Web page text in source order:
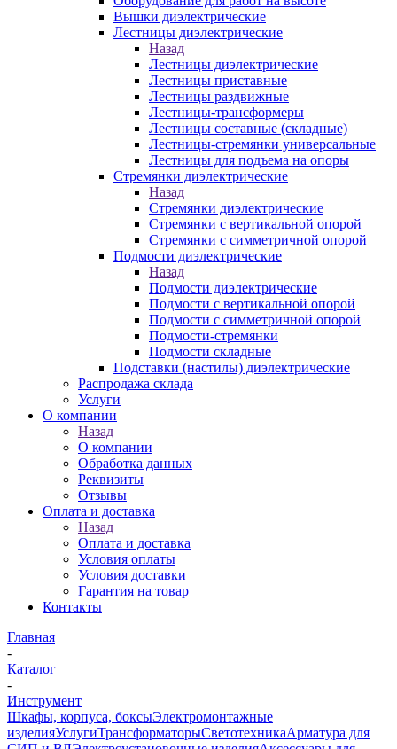
Вышки диэлектрические
Лестницы диэлектрические
Назад
Лестницы диэлектрические
Лестницы приставные
Лестницы раздвижные
Лестницы-трансформеры
Лестницы составные (складные)
Лестницы-стремянки универсальные
Лестницы для подъема на опоры
Стремянки диэлектрические
Назад
Стремянки диэлектрические
Стремянки с вертикальной опорой
Стремянки с симметричной опорой
Подмости диэлектрические
Назад
Подмости диэлектрические
Подмости с вертикальной опорой
Подмости с симметричной опорой
Подмости-стремянки
Подмости складные
Подставки (настилы) диэлектрические
Распродажа склада
Услуги
О компании
Назад
О компании
Обработка данных
Реквизиты
Отзывы
Оплата и доставка
Назад
Оплата и доставка
Условия оплаты
Условия доставки
Гарантия на товар
Контакты
Главная
-
Каталог
-
Инструмент
Шкафы, корпуса, боксыЭлектромонтажные
изделияУслугиТрансформаторыСветотехникаАрматура для